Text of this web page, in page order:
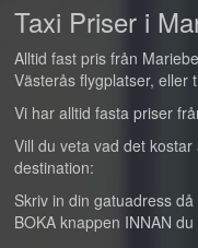
Taxi Priser i
Alltid fast pris från
Västerås flygplatser, eller
Vi har alltid fasta priser
Vill du veta vad det
destination:
Skriv in din gatuadress
BOKA knappen INNAN du